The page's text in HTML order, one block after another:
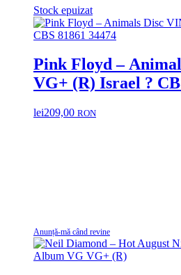
Stock epuizat
Pink Floyd – Animals Disc VINIL
lei209,00 RON
Anunță-mă când revine